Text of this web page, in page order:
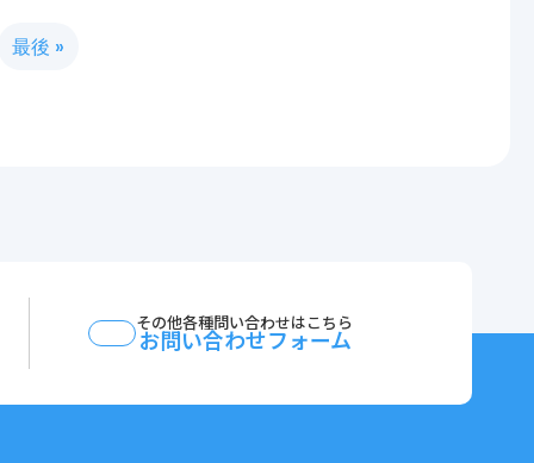
最後 »
その他各種問い合わせはこちら
お問い合わせフォーム